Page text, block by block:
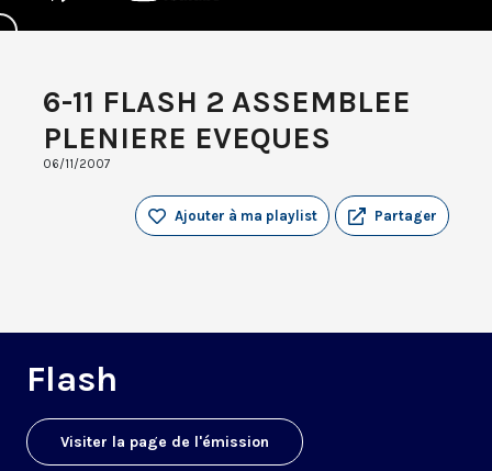
6-11 FLASH 2 ASSEMBLEE
PLENIERE EVEQUES
06/11/2007
Partager
Ajouter à ma playlist
Flash
Visiter la page de l'émission